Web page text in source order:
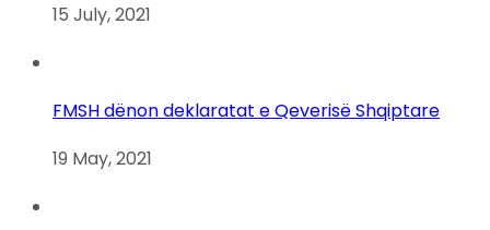
15 July, 2021
FMSH dënon deklaratat e Qeverisë Shqiptare
19 May, 2021